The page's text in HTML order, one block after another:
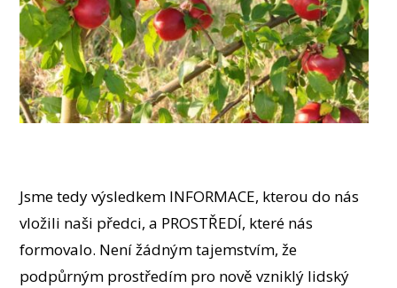
Jsme tedy výsledkem INFORMACE, kterou do nás
vložili naši předci, a PROSTŘEDÍ, které nás
formovalo. Není žádným tajemstvím, že
podpůrným prostředím pro nově vzniklý lidský